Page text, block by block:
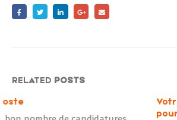
RELATED POSTS
Votre rôle en tant que
pour susciter la collaboration